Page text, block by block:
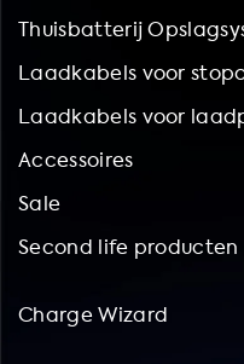
Thuisbatterij
Laadkabels voor
Laadkabels voor
Accessoires
Sale
Second life producten
Charge Wizard